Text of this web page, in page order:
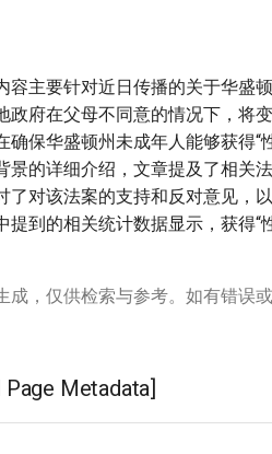
容主要针对近日传播的关于华盛
府在父母不同意的情况下，将
保华盛顿州未成年人能够获得“
景的详细介绍，文章提及了相关
了对该法案的支持和反对意见，
提到的相关统计数据显示，获得“
成，仅供检索与参考。如有错误
Metadata]